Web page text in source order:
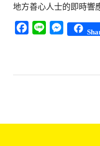
地方善心人士的即時響
Facebook
Line Messenger